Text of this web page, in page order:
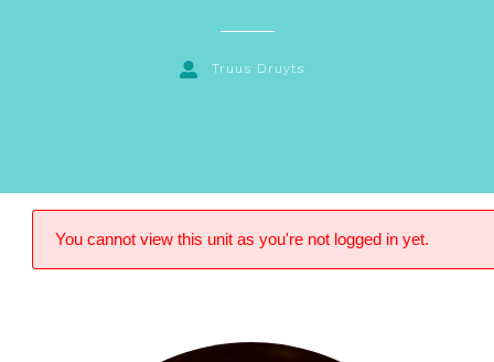
Truus Druyts
You cannot view this unit as you're not logged in yet.